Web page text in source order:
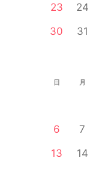
23
24
30
31
日 月
6
7
13
14